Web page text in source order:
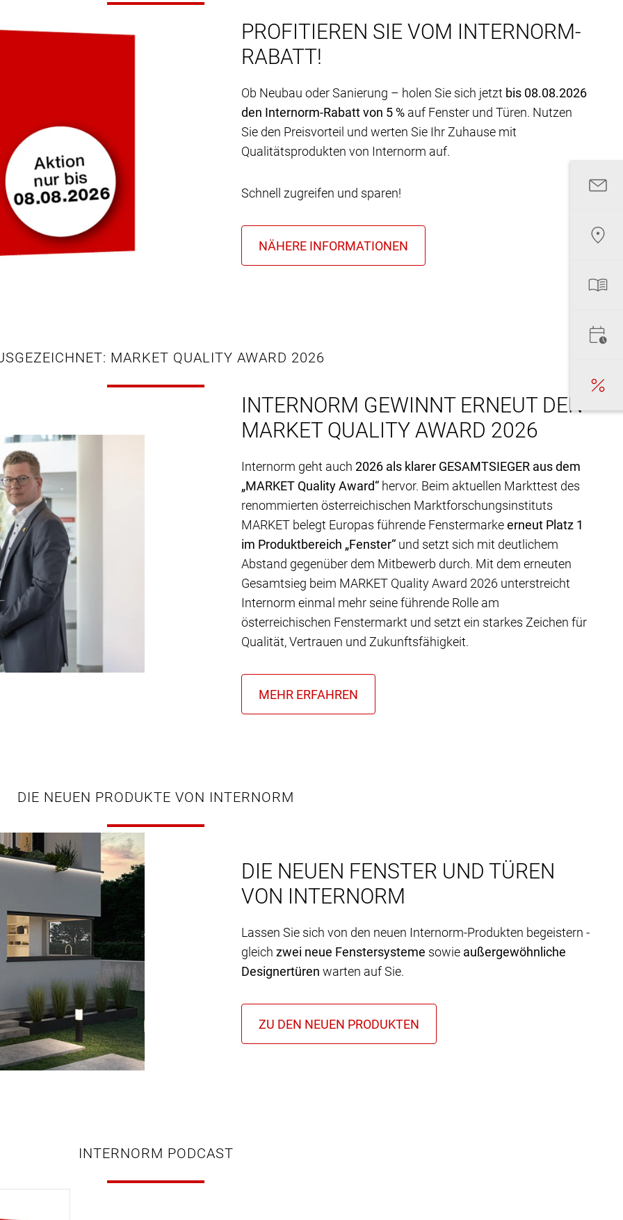
PROFITIEREN SIE VOM INTERNORM-
RABATT!
Ob Neubau oder Sanierung – holen Sie sich jetzt bis 08.08.2026
den Internorm-Rabatt von 5 % auf Fenster und Türen. Nutzen
Sie den Preisvorteil und werten Sie Ihr Zuhause mit
Qualitätsprodukten von Internorm auf.
Schnell zugreifen und sparen!
MARKET QUALITY AWARD 2026
INTERNORM GEWINNT ERNEUT DEN
MARKET QUALITY AWARD 2026
Internorm geht auch 2026 als klarer GESAMTSIEGER aus dem
„MARKET Quality Award“hervor. Beim aktuellen Markttest des
renommierten österreichischen Marktforschungsinstituts
MARKET belegt Europas führende Fenstermarkeerneut Platz 1
im Produktbereich „Fenster“und setzt sich mit deutlichem
Abstand gegenüber dem Mitbewerb durch. Mit dem erneuten
Gesamtsieg beim MARKET Quality Award 2026 unterstreicht
Internorm einmal mehr seine führende Rolle am
österreichischen Fenstermarkt und setzt ein starkes Zeichen für
Qualität, Vertrauen und Zukunftsfähigkeit.
DIE NEUEN PRODUKTE VON INTERNORM
DIE NEUEN FENSTER UND TÜREN
VON INTERNORM
Lassen Sie sich von den neuen Internorm-Produkten begeistern -
gleich zwei neue Fenstersysteme sowie außergewöhnliche
Designertüren warten auf Sie.
INTERNORM PODCAST